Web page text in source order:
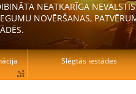
NEATKARĪGA
NOVĒRŠANAS,
Slēgtās iestādes